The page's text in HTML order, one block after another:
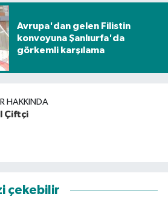
Avrupa'dan gelen Filistin
konvoyuna Şanlıurfa'da
görkemli karşılama
HAKKINDA
Çiftçi
çekebilir